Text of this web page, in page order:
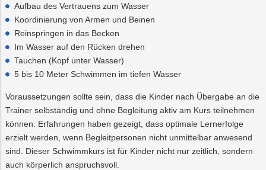
Aufbau des Vertrauens zum Wasser
Koordinierung von Armen und Beinen
Reinspringen in das Becken
Im Wasser auf den Rücken drehen
Tauchen (Kopf unter Wasser)
5 bis 10 Meter Schwimmen im tiefen Wasser
Voraussetzungen sollte sein, dass die Kinder nach Übergabe an die
Trainer selbständig und ohne Begleitung aktiv am Kurs teilnehmen
können. Erfahrungen haben gezeigt, dass optimale Lernerfolge
erzielt werden, wenn Begleitpersonen nicht unmittelbar anwesend
sind. Dieser Schwimmkurs ist für Kinder nicht nur zeitlich, sondern
auch körperlich anspruchsvoll.